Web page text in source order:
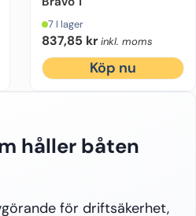
7 I lager
837,85 kr inkl. moms
Köp nu
håller båten
för driftsäkerhet,